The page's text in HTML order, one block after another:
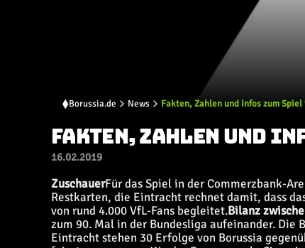
Borussia.de News Fakten, Zahlen und Infos zum
FAKTEN, ZAHLEN UND
16.02.2019
ZuschauerFür das Spiel in der Commerzbank-
Restkarten, die Eintracht rechnet damit, dass
von rund 4.000 VfL-Fans begleitet.Bilanz
zum 90. Mal in der Bundesliga aufeinander. Die
Eintracht stehen 30 Erfolge von Borussia